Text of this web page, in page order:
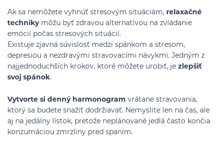
Ak sa nemôžete vyhnúť stresovým situáciám, relaxačné
techniky môžu byť zdravou alternatívou na zvládanie
emócií počas stresových situácií.
Existuje zjavná súvislosť medzi spánkom a stresom,
depresiou a nezdravými stravovacími návykmi. Jedným z
najjednoduchších krokov, ktoré môžete urobiť, je zlepšiť
svoj spánok.
Vytvorte si denný harmonogram vrátane stravovania,
ktorý sa budete snažiť dodržiavať. Nemyslite len na čas, ale
aj na jedálny lístok, pretože neplánované jedlá často končia
konzumáciou zmrzliny pred spaním.